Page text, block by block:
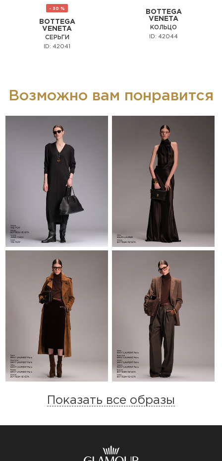
- 30 %
BOTTEGA
VENETA
СЕРЬГИ
ID: 42041
BOTTEGA
VENETA
КОЛЬЦО
ID: 42044
Возможно вам понравится
Показать все образы